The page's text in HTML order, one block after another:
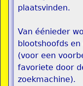
plaatsvinden.
Van éénieder
blootshoofds
(voor een
favoriete door
zoekmachine).